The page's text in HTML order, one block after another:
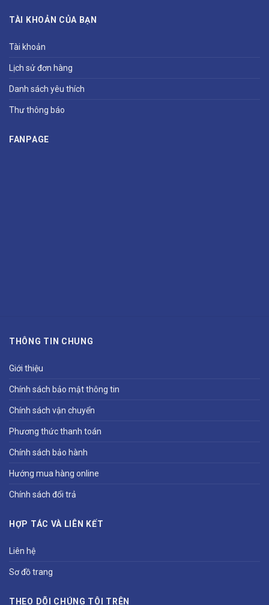
TÀI KHOẢN CỦA BẠN
Tài khoản
Lịch sử đơn hàng
Danh sách yêu thích
Thư thông báo
FANPAGE
THÔNG TIN CHUNG
Giới thiệu
Chính sách bảo mật thông tin
Chính sách vận chuyển
Phương thức thanh toán
Chính sách bảo hành
Hướng mua hàng online
Chính sách đổi trả
HỢP TÁC VÀ LIÊN KẾT
Liên hệ
Sơ đồ trang
THEO DÕI CHÚNG TÔI TRÊN